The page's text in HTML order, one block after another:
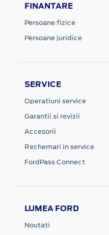
FINANTARE
Persoane fizice
Persoane juridice
SERVICE
Operatiuni service
Garantii si revizii
Accesorii
Rechemari in service
FordPass Connect
LUMEA FORD
Noutati